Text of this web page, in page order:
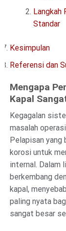
Langkah
Standar
Kesimpulan
Referensi dan
Mengapa
Kapal
Kegagalan
masalah
Pelapisan yang
korosi untuk
internal. Dalam
berkembang
kapal,
paling nyata
sangat besar